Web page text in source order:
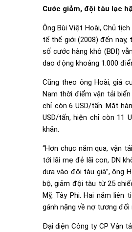
Cước giảm, đội tàu lạc
Ông Bùi Việt Hoài, Chủ
tế thế giới (2008) đến nay,
số cước hàng khô (BDI)
dao động khoảng 1.000
Cũng theo ông Hoài, giá
Nam thời điểm vận tải
chỉ còn 6 USD/tấn. Mặt
USD/tấn, hiện chỉ còn 11
khăn.
“Hơn chục năm qua, vận
tới lãi mẹ đẻ lãi con, DN
dựa vào đội tàu già”, ông
bộ, giảm đội tàu từ 25
Mỹ, Tây Phi. Hai năm
gánh nặng về nợ tương đối
Đại diện Công ty CP Vận